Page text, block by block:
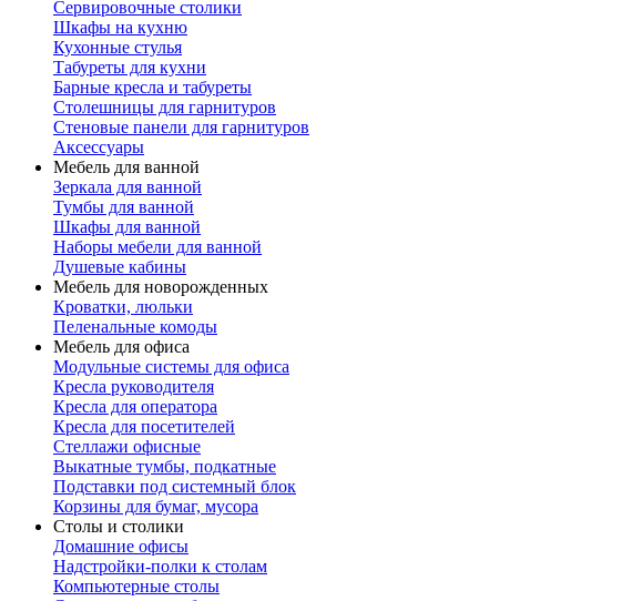
Сервировочные столики
Шкафы на кухню
Кухонные стулья
Табуреты для кухни
Барные кресла и табуреты
Столешницы для гарнитуров
Стеновые панели для гарнитуров
Аксессуары
Мебель для ванной
Зеркала для ванной
Тумбы для ванной
Шкафы для ванной
Наборы мебели для ванной
Душевые кабины
Мебель для новорожденных
Кроватки, люльки
Пеленальные комоды
Мебель для офиса
Модульные системы для офиса
Кресла руководителя
Кресла для оператора
Кресла для посетителей
Стеллажи офисные
Выкатные тумбы, подкатные
Подставки под системный блок
Корзины для бумаг, мусора
Столы и столики
Домашние офисы
Надстройки-полки к столам
Компьютерные столы